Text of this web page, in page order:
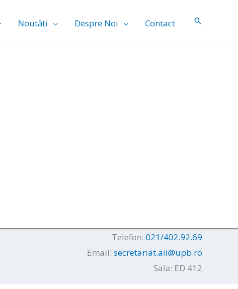
Noutăți Despre Noi Contact
Telefon: 021/402.92.69
Email: secretariat.aii@upb.ro
Sala: ED 412